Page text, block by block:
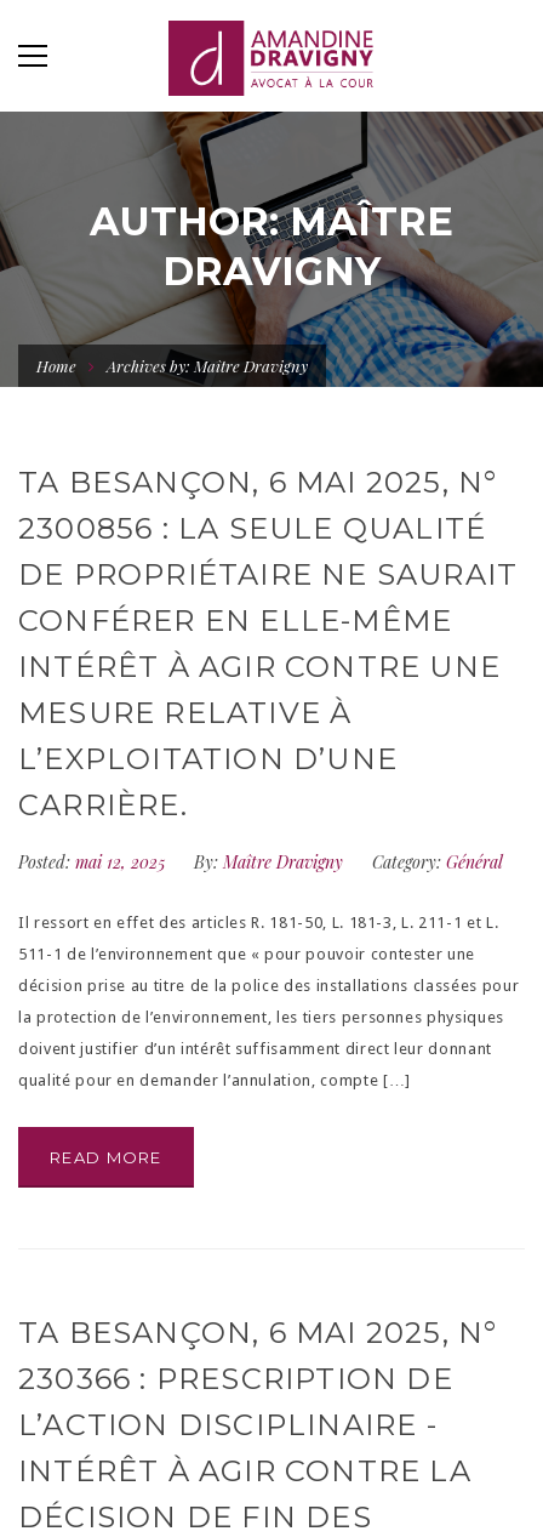
AUTHOR: MAÎTRE
DRAVIGNY
Home Archives by: Maître Dravigny
TA BESANÇON, 6 MAI 2025, N°
2300856 : LA SEULE QUALITÉ
DE PROPRIÉTAIRE NE SAURAIT
CONFÉRER EN ELLE-MÊME
INTÉRÊT À AGIR CONTRE UNE
MESURE RELATIVE À
L’EXPLOITATION D’UNE
CARRIÈRE.
Posted: mai 12, 2025 By: Maître Dravigny Category: Général
Il ressort en effet des articles R. 181-50, L. 181-3, L. 211-1 et L.
511-1 de l’environnement que « pour pouvoir contester une
décision prise au titre de la police des installations classées pour
la protection de l’environnement, les tiers personnes physiques
doivent justifier d’un intérêt suffisamment direct leur donnant
qualité pour en demander l’annulation, compte […]
READ MORE
TA BESANÇON, 6 MAI 2025, N°
230366 : PRESCRIPTION DE
L’ACTION DISCIPLINAIRE -
INTÉRÊT À AGIR CONTRE LA
DÉCISION DE FIN DES